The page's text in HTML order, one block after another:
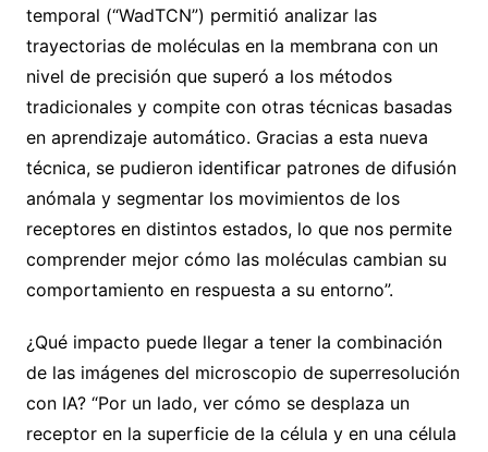
temporal (“WadTCN”) permitió analizar las
trayectorias de moléculas en la membrana con un
nivel de precisión que superó a los métodos
tradicionales y compite con otras técnicas basadas
en aprendizaje automático. Gracias a esta nueva
técnica, se pudieron identificar patrones de difusión
anómala y segmentar los movimientos de los
receptores en distintos estados, lo que nos permite
comprender mejor cómo las moléculas cambian su
comportamiento en respuesta a su entorno”.
¿Qué impacto puede llegar a tener la combinación
de las imágenes del microscopio de superresolución
con IA? “Por un lado, ver cómo se desplaza un
receptor en la superficie de la célula y en una célula